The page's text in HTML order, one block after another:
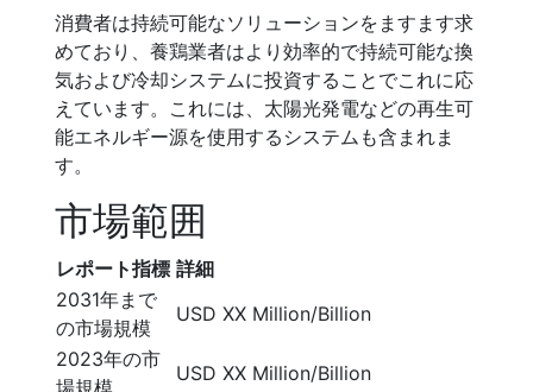
消費者は持続可能なソリューションをますます求
めており、養鶏業者はより効率的で持続可能な換
気および冷却システムに投資することでこれに応
えています。これには、太陽光発電などの再生可
能エネルギー源を使用するシステムも含まれま
す。
市場範囲
レポート指標 詳細
2031年まで
の市場規模
USD XX Million/Billion
2023年の市
場規模
USD XX Million/Billion